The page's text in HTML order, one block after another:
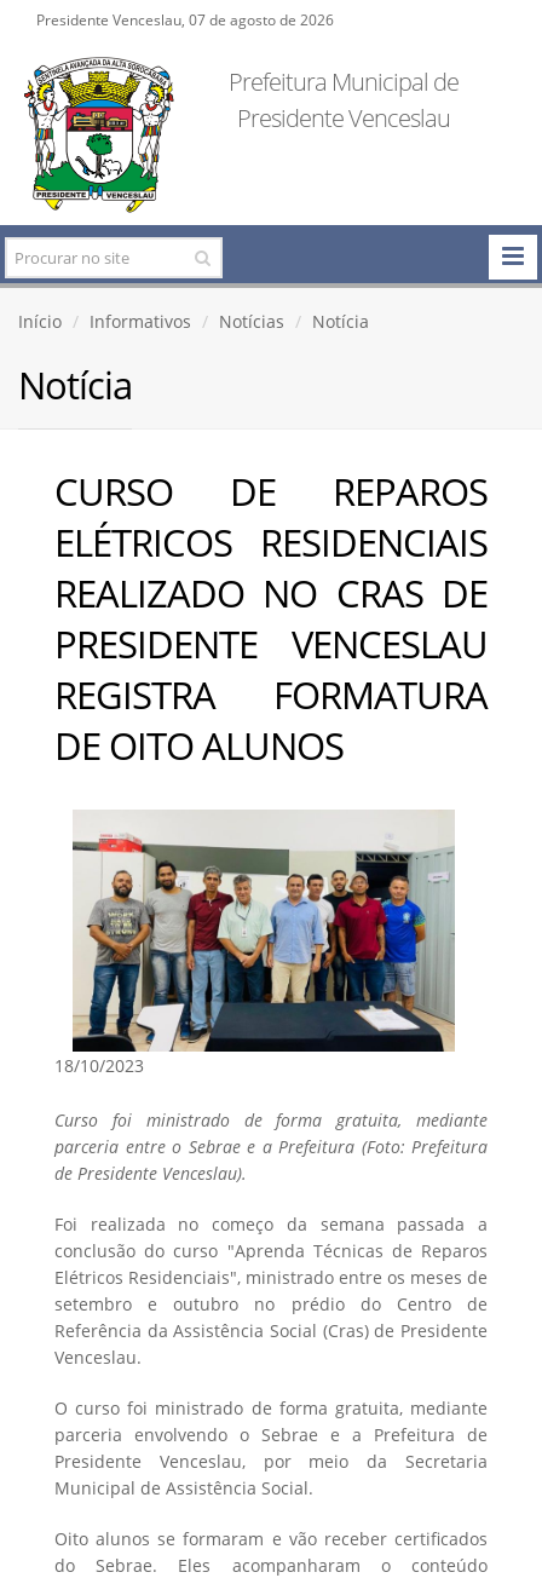
Presidente Venceslau, 07 de agosto de 2026
Prefeitura Municipal de
Presidente Venceslau
Início Informativos Notícias Notícia
Notícia
CURSO DE REPAROS
ELÉTRICOS RESIDENCIAIS
REALIZADO NO CRAS DE
PRESIDENTE VENCESLAU
REGISTRA FORMATURA
DE OITO ALUNOS
18/10/2023
Curso foi ministrado de forma gratuita, mediante
parceria entre o Sebrae e a Prefeitura (Foto: Prefeitura
de Presidente Venceslau).
Foi realizada no começo da semana passada a
conclusão do curso "Aprenda Técnicas de Reparos
Elétricos Residenciais", ministrado entre os meses de
setembro e outubro no prédio do Centro de
Referência da Assistência Social (Cras) de Presidente
Venceslau.
O curso foi ministrado de forma gratuita, mediante
parceria envolvendo o Sebrae e a Prefeitura de
Presidente Venceslau, por meio da Secretaria
Municipal de Assistência Social.
Oito alunos se formaram e vão receber certificados
do Sebrae. Eles acompanharam o conteúdo